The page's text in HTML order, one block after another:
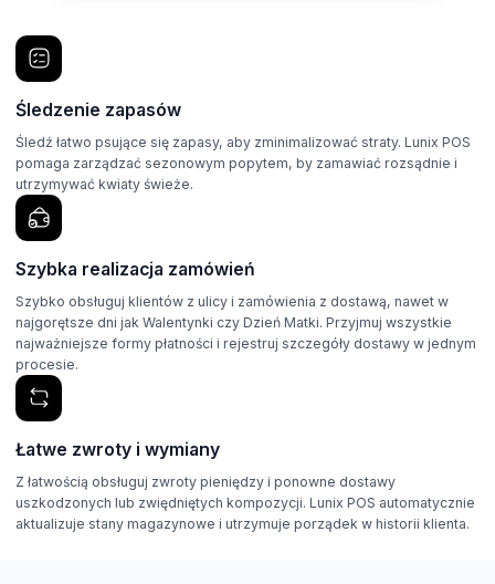
Śledzenie zapasów
Śledź łatwo psujące się zapasy, aby zminimalizować straty. Lunix POS
pomaga zarządzać sezonowym popytem, by zamawiać rozsądnie i
utrzymywać kwiaty świeże.
Szybka realizacja zamówień
Szybko obsługuj klientów z ulicy i zamówienia z dostawą, nawet w
najgorętsze dni jak Walentynki czy Dzień Matki. Przyjmuj wszystkie
najważniejsze formy płatności i rejestruj szczegóły dostawy w jednym
procesie.
Łatwe zwroty i wymiany
Z łatwością obsługuj zwroty pieniędzy i ponowne dostawy
uszkodzonych lub zwiędniętych kompozycji. Lunix POS automatycznie
aktualizuje stany magazynowe i utrzymuje porządek w historii klienta.